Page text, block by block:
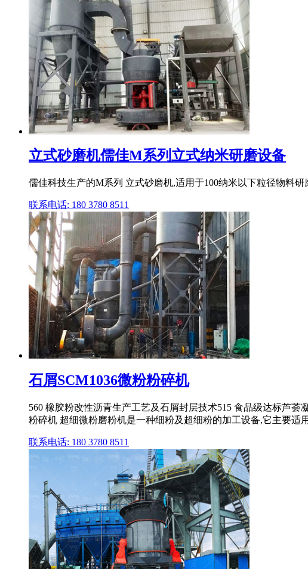
立式砂磨机儒佳M系列立式纳米研磨设备
儒佳科技生产的M系列 立式砂磨机,适用于100纳米以下粒径物料
联系电话: 180 3780 8511
石屑SCM1036微粉粉碎机
560 橡胶粉改性沥青生产工艺及石屑封层技术515 食品级达标芦荟
粉碎机 超细微粉磨粉机是一种细粉及超细粉的加工设备,它主要适
联系电话: 180 3780 8511